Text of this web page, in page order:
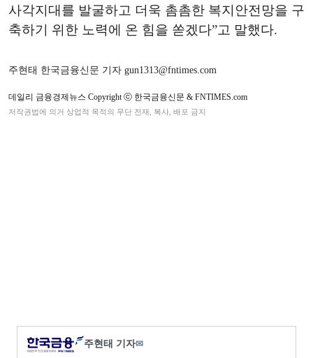
사각지대를 발굴하고 더욱 촘촘한 복지안전망을 구
축하기 위한 노력에 온 힘을 쏟겠다”고 말했다.
주현태 한국금융신문 기자 gun1313@fntimes.com
데일리 금융경제뉴스 Copyright ⓒ 한국금융신문 & FNTIMES.com
저작권법에 의거 상업적 목적의 무단 전재, 복사, 배포 금지
주현태 기자✉